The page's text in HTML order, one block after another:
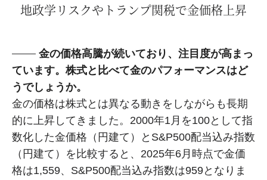
地政学リスクやトランプ関税で金価格上昇
金の価格高騰が続いており、注目度が高まっ
ています。株式と比べて金のパフォーマンスはど
うでしょうか。
金の価格は株式とは異なる動きをしながらも長期
的に上昇してきました。2000年1月を100として指
数化した金価格（円建て）とS&P500配当込み指数
（円建て）を比較すると、2025年6月時点で金価
格は1,559、S&P500配当込み指数は959となりま